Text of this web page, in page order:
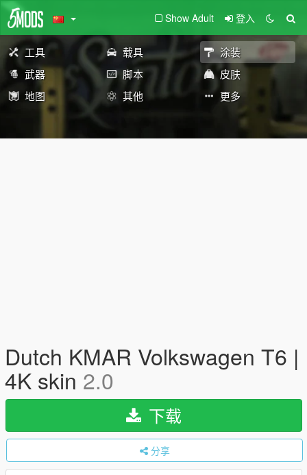
Show Adult 登入
工具 载具
涂装
武器
脚本
皮肤
地图
其他 更多
Dutch KMAR Volkswagen T6 |
4K skin 2.0
下载
分享